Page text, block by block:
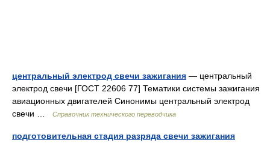
центральный электрод свечи зажигания — центральный
электрод свечи [ГОСТ 22606 77] Тематики системы зажигания
авиационных двигателей Синонимы центральный электрод
свечи …
Справочник технического переводчика
подготовительная стадия разряда свечи зажигания